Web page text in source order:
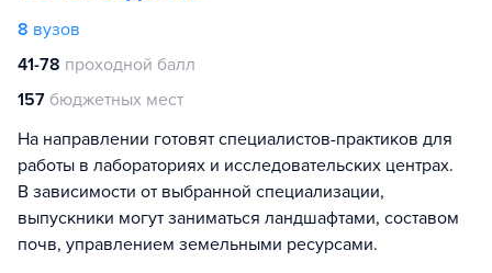
8 вузов
41-78 проходной балл
157 бюджетных мест
На направлении готовят специалистов-практиков для
работы в лабораториях и исследовательских центрах.
В зависимости от выбранной специализации,
выпускники могут заниматься ландшафтами, составом
почв, управлением земельными ресурсами.